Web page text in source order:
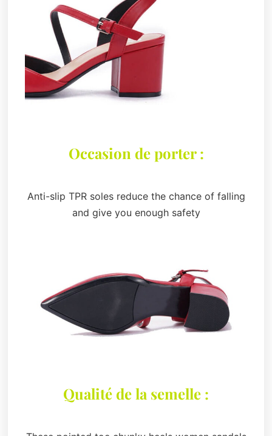
Occasion de porter :
Anti-slip TPR soles reduce the chance of falling
and give you enough safety
Qualité de la semelle :